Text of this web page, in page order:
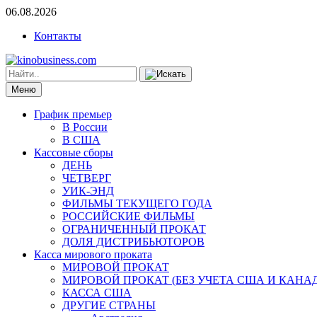
06.08.2026
Контакты
Меню
График премьер
В России
В США
Кассовые сборы
ДЕНЬ
ЧЕТВЕРГ
УИК-ЭНД
ФИЛЬМЫ ТЕКУЩЕГО ГОДА
РОССИЙСКИЕ ФИЛЬМЫ
ОГРАНИЧЕННЫЙ ПРОКАТ
ДОЛЯ ДИСТРИБЬЮТОРОВ
Касса мирового проката
МИРОВОЙ ПРОКАТ
МИРОВОЙ ПРОКАТ (БЕЗ УЧЕТА США И
КАССА США
ДРУГИЕ СТРАНЫ